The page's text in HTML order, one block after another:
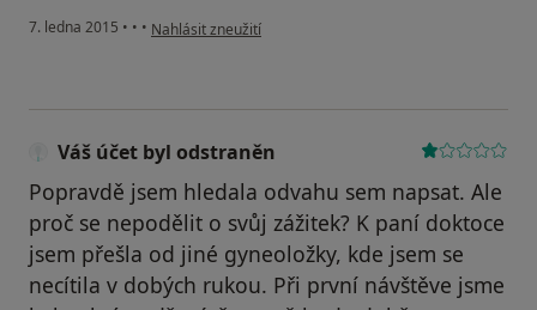
7. ledna 2015 • • • podle názoru uživatele Váš účet byl odstraněn
Nahlásit zneužití
Váš účet byl odstraněn
Popravdě jsem hledala odvahu sem napsat. Ale
proč se nepodělit o svůj zážitek? K paní doktoce
jsem přešla od jiné gyneoložky, kde jsem se
necítila v dobých rukou. Při první návštěve jsme